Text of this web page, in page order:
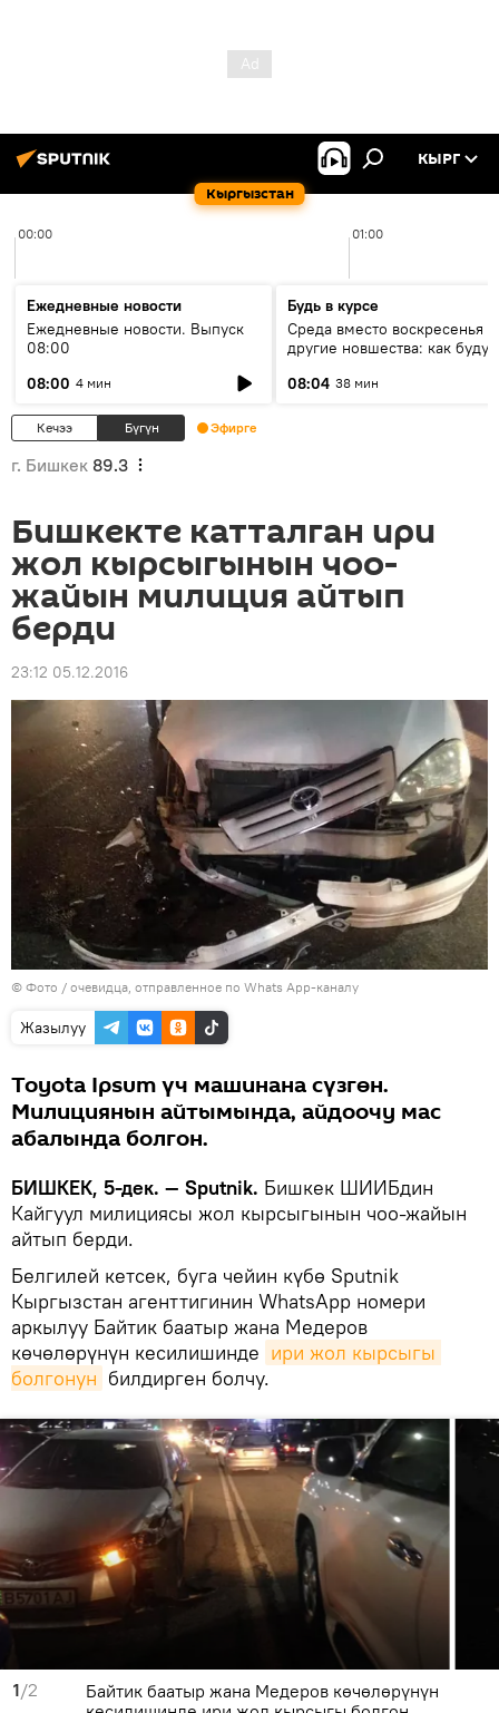
Кыргызстан
КЫРГ
00:00 01:00
Ежедневные новости
Ежедневные новости. Выпуск
08:00
08:00 4 мин
Будь в курсе
Среда вместо воскресенья и
другие новшества: как будут
08:04 38 мин
Кечээ Бүгүн Эфирге
г. Бишкек 89.3
Бишкекте катталган ири
жол кырсыгынын чоо-
жайын милиция айтып
берди
23:12 05.12.2016
© Фото / очевидца, отправленное по Whats App-каналу
Жазылуу
Toyota Ipsum үч машинана сүзгөн.
Милициянын айтымында, айдоочу мас
абалында болгон.
БИШКЕК, 5-дек. — Sputnik. Бишкек ШИИБдин
Кайгуул милициясы жол кырсыгынын чоо-жайын
айтып берди.
Белгилей кетсек, буга чейин күбө Sputnik
Кыргызстан агенттигинин WhatsApp номери
аркылуу Байтик баатыр жана Медеров
көчөлөрүнүн кесилишинде ири жол кырсыгы
болгонун билдирген болчу.
1/2
Байтик баатыр жана Медеров көчөлөрүнүн